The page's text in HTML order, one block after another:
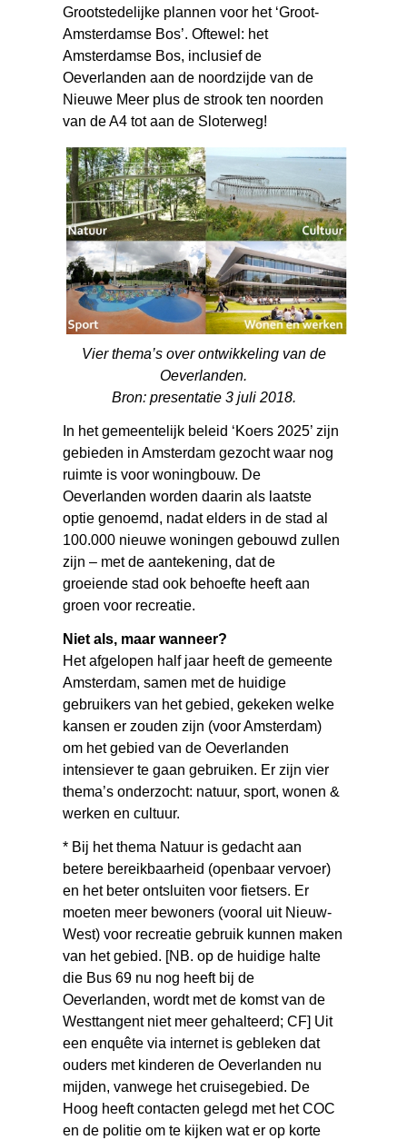
Grootstedelijke plannen voor het ‘Groot-
Amsterdamse Bos’. Oftewel: het
Amsterdamse Bos, inclusief de
Oeverlanden aan de noordzijde van de
Nieuwe Meer plus de strook ten noorden
van de A4 tot aan de Sloterweg!
Vier thema’s over ontwikkeling van de
Oeverlanden.
Bron: presentatie 3 juli 2018.
In het gemeentelijk beleid ‘Koers 2025’ zijn
gebieden in Amsterdam gezocht waar nog
ruimte is voor woningbouw. De
Oeverlanden worden daarin als laatste
optie genoemd, nadat elders in de stad al
100.000 nieuwe woningen gebouwd zullen
zijn – met de aantekening, dat de
groeiende stad ook behoefte heeft aan
groen voor recreatie.
Niet als, maar wanneer?
Het afgelopen half jaar heeft de gemeente
Amsterdam, samen met de huidige
gebruikers van het gebied, gekeken welke
kansen er zouden zijn (voor Amsterdam)
om het gebied van de Oeverlanden
intensiever te gaan gebruiken. Er zijn vier
thema’s onderzocht: natuur, sport, wonen &
werken en cultuur.
* Bij het thema Natuur is gedacht aan
betere bereikbaarheid (openbaar vervoer)
en het beter ontsluiten voor fietsers. Er
moeten meer bewoners (vooral uit Nieuw-
West) voor recreatie gebruik kunnen maken
van het gebied. [NB. op de huidige halte
die Bus 69 nu nog heeft bij de
Oeverlanden, wordt met de komst van de
Westtangent niet meer gehalteerd; CF] Uit
een enquête via internet is gebleken dat
ouders met kinderen de Oeverlanden nu
mijden, vanwege het cruisegebied. De
Hoog heeft contacten gelegd met het COC
en de politie om te kijken wat er op korte